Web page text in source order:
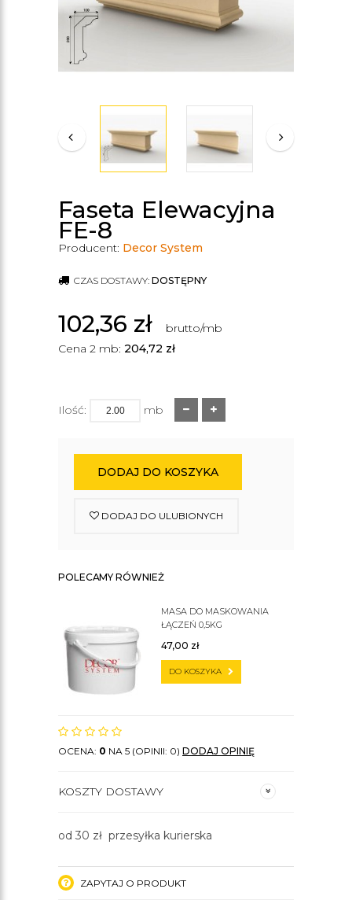
Faseta Elewacyjna
FE-8
Producent: Decor System
CZAS DOSTAWY: DOSTĘPNY
102,36 zł
brutto/mb
Cena 2 mb: 204,72 zł
Ilość: mb
DODAJ DO KOSZYKA
DODAJ DO ULUBIONYCH
POLECAMY RÓWNIEŻ
MASA DO MASKOWANIA
ŁĄCZEŃ 0,5KG
47,00 zł
DO KOSZYKA
OCENA: 0 NA 5 (OPINII: 0) DODAJ OPINIĘ
KOSZTY DOSTAWY
od 30 zł przesyłka kurierska
ZAPYTAJ O PRODUKT